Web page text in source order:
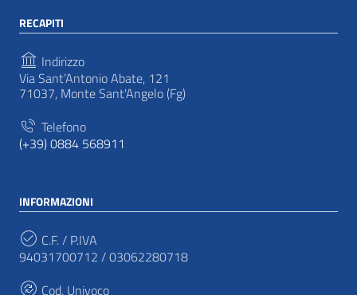
RECAPITI
Indirizzo
Via Sant’Antonio Abate, 121
71037, Monte Sant'Angelo (Fg)
Telefono
(+39) 0884 568911
INFORMAZIONI
C.F. / P.IVA
94031700712 / 03062280718
Cod. Univoco